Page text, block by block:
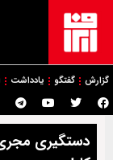
گزارش گفتگو یادداشت
دستگیری